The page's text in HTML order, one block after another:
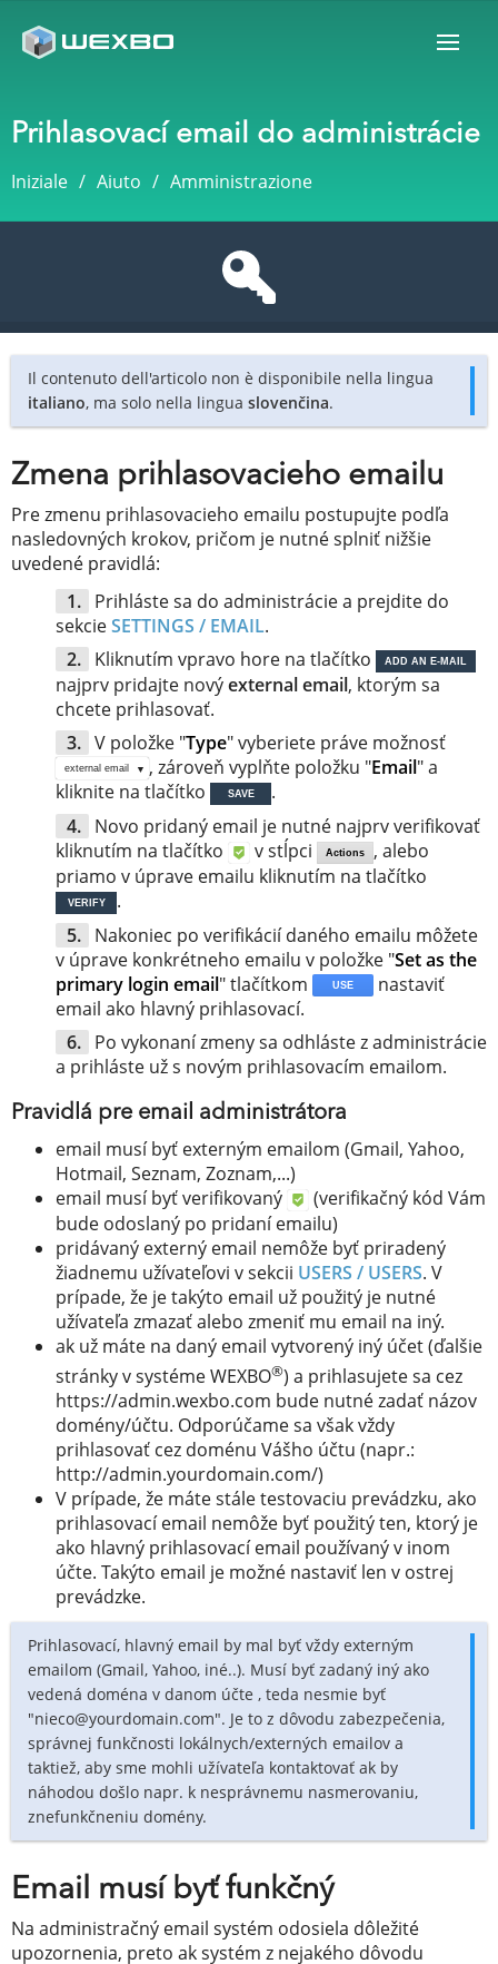
Prihlasovací email do administrácie
Iniziale Aiuto Amministrazione
Il contenuto dell'articolo non è disponibile nella lingua
italiano, ma solo nella lingua slovenčina.
Zmena prihlasovacieho emailu
Pre zmenu prihlasovacieho emailu postupujte podľa
nasledovných krokov, pričom je nutné splniť nižšie
uvedené pravidlá:
Prihláste sa do administrácie a prejdite do
sekcieSETTINGS / EMAIL.
Kliknutím vpravo hore na tlačítko
ADD AN E-MAIL
najprv pridajte novýexternal email, ktorým sa
chcete prihlasovať.
V položke "Type" vyberiete práve možnosť
external email , zároveň vyplňte položku "Email" a
kliknite na tlačítko
SAVE
.
Novo pridaný email je nutné najprv verifikovať
kliknutím na tlačítko
v stĺpci Actions
, alebo
priamo v úprave emailu kliknutím na tlačítko
VERIFY
.
Nakoniec po verifikácií daného emailu môžete
v úprave konkrétneho emailu v položke "Set as the
primary login email" tlačítkom USE
nastaviť
email ako hlavný prihlasovací.
Po vykonaní zmeny sa odhláste z administrácie
a prihláste už s novým prihlasovacím emailom.
Pravidlá pre email administrátora
email musí byť externým emailom (Gmail, Yahoo,
Hotmail, Seznam, Zoznam,...)
email musí byť verifikovaný
(verifikačný kód Vám
bude odoslaný po pridaní emailu)
pridávaný externý email nemôže byť priradený
žiadnemu užívateľovi v sekcii USERS / USERS. V
prípade, že je takýto email už použitý je nutné
užívateľa zmazať alebo zmeniť mu email na iný.
ak už máte na daný email vytvorený iný účet (ďalšie
stránky v systéme WEXBO®) a prihlasujete sa cez
https://admin.wexbo.com bude nutné zadať názov
domény/účtu. Odporúčame sa však vždy
prihlasovať cez doménu Vášho účtu (napr.:
http://admin.yourdomain.com/)
V prípade, že máte stále testovaciu prevádzku, ako
prihlasovací email nemôže byť použitý ten, ktorý je
ako hlavný prihlasovací email používaný v inom
účte. Takýto email je možné nastaviť len v ostrej
prevádzke.
Prihlasovací, hlavný email by mal byť vždy externým
emailom (Gmail, Yahoo, iné..). Musí byť zadaný iný ako
vedená doména v danom účte , teda nesmie byť
"nieco@yourdomain.com". Je to z dôvodu zabezpečenia,
správnej funkčnosti lokálnych/externých emailov a
taktiež, aby sme mohli užívateľa kontaktovať ak by
náhodou došlo napr. k nesprávnemu nasmerovaniu,
znefunkčneniu domény.
Email musí byť funkčný
Na administračný email systém odosiela dôležité
upozornenia, preto ak systém z nejakého dôvodu